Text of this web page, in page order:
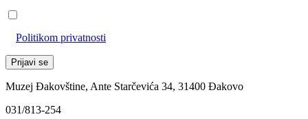
Politikom privatnosti
Muzej Đakovštine, Ante Starčevića 34, 31400 Đakovo
031/813-254